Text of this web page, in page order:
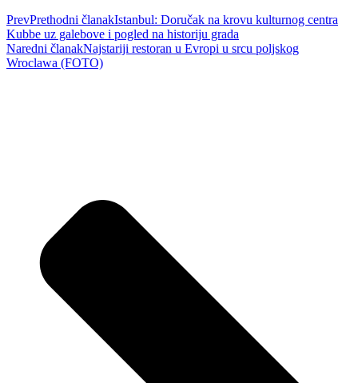
PrevPrethodni članakIstanbul: Doručak na krovu kulturnog centra
Kubbe uz galebove i pogled na historiju grada
Naredni članakNajstariji restoran u Evropi u srcu poljskog
Wroclawa (FOTO)